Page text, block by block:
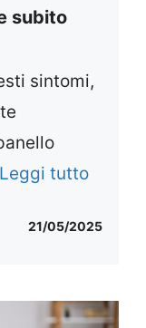
subito
sintomi,
Leggi tutto
21/05/2025